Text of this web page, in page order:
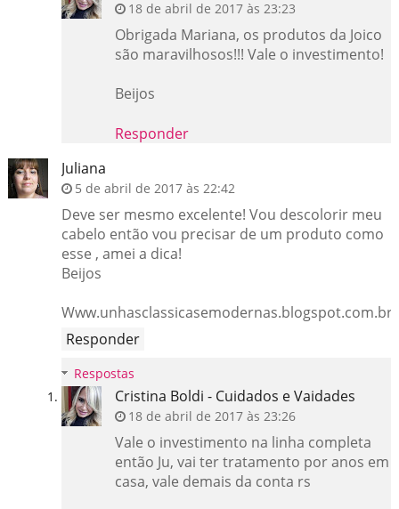
18 de abril de 2017 às 23:23
Obrigada Mariana, os produtos da Joico
são maravilhosos!!! Vale o investimento!
Beijos
Responder
Juliana
5 de abril de 2017 às 22:42
Deve ser mesmo excelente! Vou descolorir meu
cabelo então vou precisar de um produto como
esse , amei a dica!
Beijos
Www.unhasclassicasemodernas.blogspot.com.br
Responder
Respostas
Cristina Boldi - Cuidados e Vaidades
18 de abril de 2017 às 23:26
Vale o investimento na linha completa
então Ju, vai ter tratamento por anos em
casa, vale demais da conta rs